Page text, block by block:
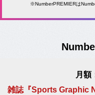
※NumberPREMIERは
月額
雑誌『Sports Graphic